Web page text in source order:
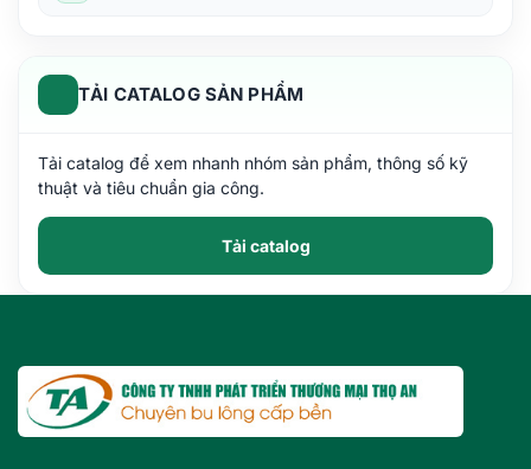
TẢI CATALOG SẢN PHẨM
Tải catalog để xem nhanh nhóm sản phẩm, thông số kỹ
thuật và tiêu chuẩn gia công.
Tải catalog